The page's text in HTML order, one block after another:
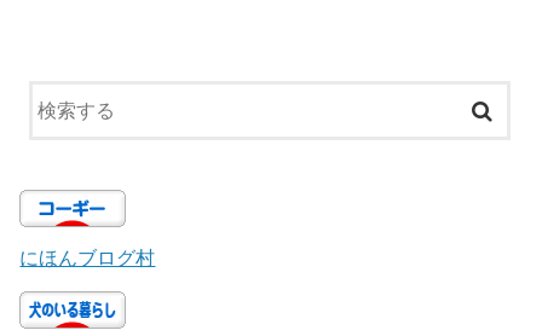
にほんブログ村